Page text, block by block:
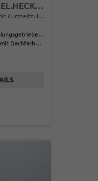
LIMITED MATRIX LED+KAMERA+EL.HECKKL.+PDC+SHZ
Doppelkupplungsgetriebe (DSG)
Pure-White mit Dachfarbe in Deep Black Perleffekt